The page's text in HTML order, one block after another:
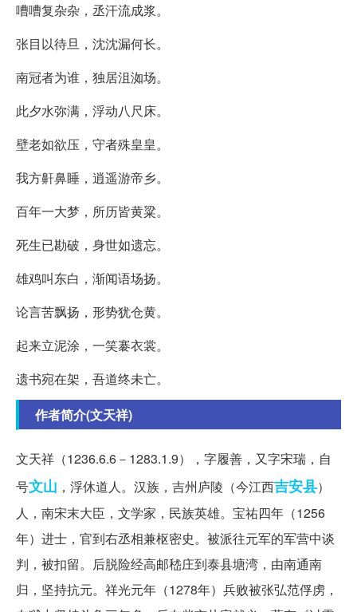
嘈嘈复杂杂，丞汗流成浆。
张目以待旦，沈沈漏何长。
南冠者为谁，独居沮洳场。
此夕水弥满，浮动八尺床。
壁老如欲压，守者殊皇皇。
我方鼾鼻睡，逍遥游帝乡。
百年一大梦，所历皆黄粱。
死生已勘破，身世如遗忘。
雄鸡叫东白，渐闻语场扬。
论言苦飘扬，形势犹仓黄。
起来立泥涂，一笑褰衣裳。
遗书宛在架，吾道终未亡。
作者简介(文天祥)
文天祥（1236.6.6－1283.1.9），字履善，又字宋瑞，自
号文山 ，浮休道人。汉族，吉州庐陵（今江西吉安县）
人，南宋末大臣，文学家，民族英雄。宝祐四年（1256
年）进士，官到右丞相兼枢密史。被派往元军的军营中谈
判，被扣留。后脱险经高邮嵇庄到泰县塘湾，由南通南
归，坚持抗元。祥光元年（1278年）兵败被张弘范俘虏，